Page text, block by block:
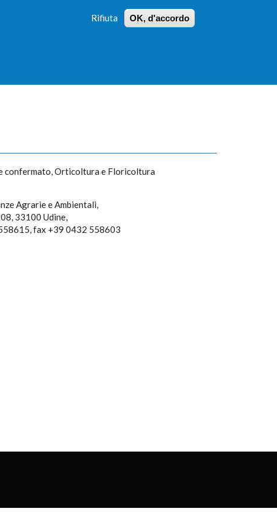
Rifiuta OK, d'accordo
RICERCA
confermato, Orticoltura e Floricoltura
Agrarie e Ambientali,
33100 Udine,
fax +39 0432 558603